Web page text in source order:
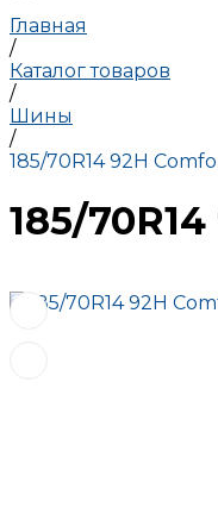
Главная
/
Каталог товаров
/
Шины
/
185/70R14 92H
185/